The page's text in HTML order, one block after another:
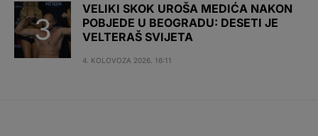
VELIKI SKOK UROŠA MEDIĆA NAKON
POBJEDE U BEOGRADU: DESETI JE
VELTERAŠ SVIJETA
4. KOLOVOZA 2026. 16:11